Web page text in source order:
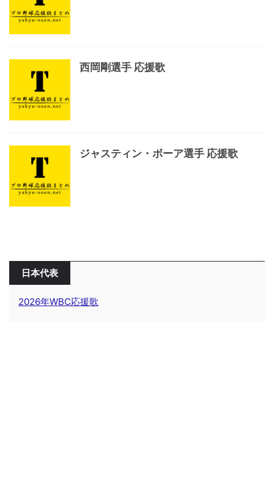
西岡剛選手 応援歌
ジャスティン・ボーア選手 応援歌
日本代表
2026年WBC応援歌